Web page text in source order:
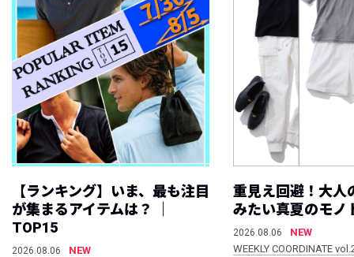
【ランキング】いま、最も注目
が集まるアイテムは？ ｜
TOP15
2026.08.06
NEW
重見え回避！大人
みたい真夏のモノ
2026.08.06
NEW
WEEKLY COORDINATE